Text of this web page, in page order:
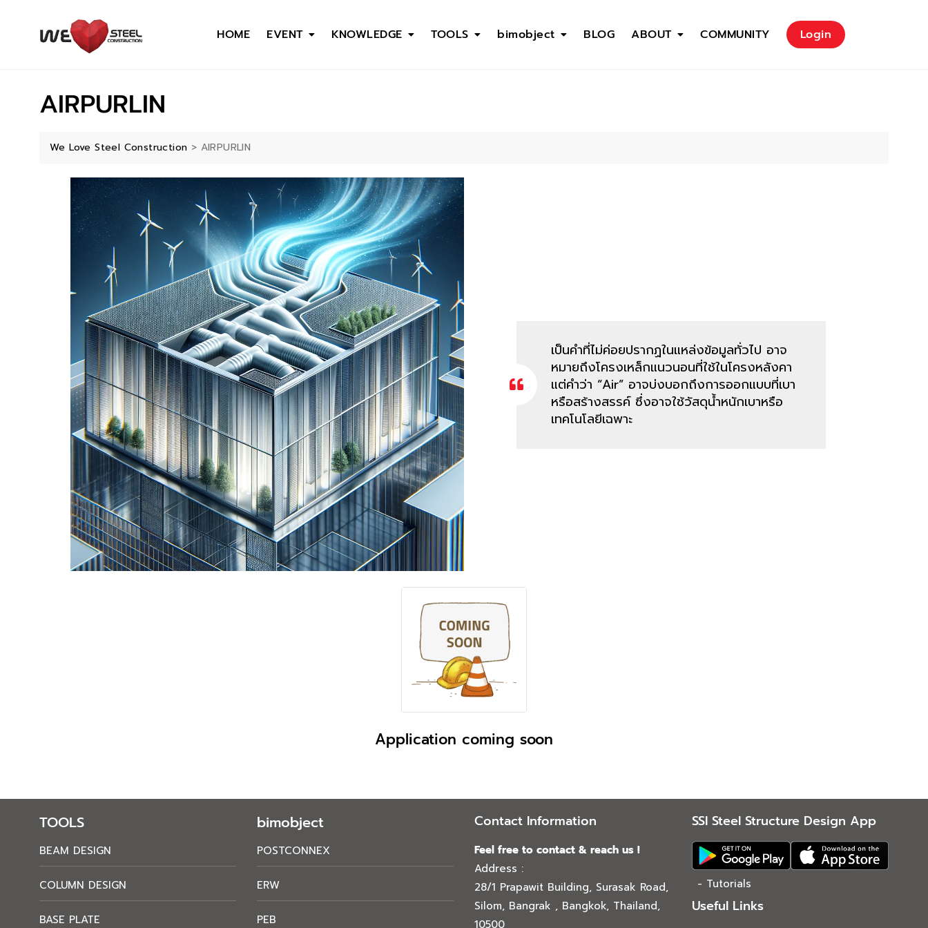
HOME EVENT KNOWLEDGE TOOLS bimobject BLOG ABOUT COMMUNITY Login
AIRPURLIN
We Love Steel Construction > AIRPURLIN
เป็นคำที่ไม่ค่อยปรากฏในแหล่งข้อมูลทั่วไป อาจ
หมายถึงโครงเหล็กแนวนอนที่ใช้ในโครงหลังคา
แต่คำว่า “Air” อาจบ่งบอกถึงการออกแบบที่เบา
หรือสร้างสรรค์ ซึ่งอาจใช้วัสดุน้ำหนักเบาหรือ
เทคโนโลยีเฉพาะ
Application coming soon
TOOLS
BEAM DESIGN
COLUMN DESIGN
BASE PLATE
bimobject
POSTCONNEX
ERW
PEB
Contact Information
Feel free to contact & reach us !
Address :
28/1 Prapawit Building, Surasak Road,
Silom, Bangrak , Bangkok, Thailand,
10500
SSI Steel Structure Design App
- Tutorials
Useful Links